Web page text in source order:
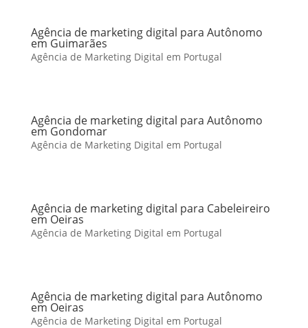
Agência de marketing digital para Autônomo
em Guimarães
Agência de Marketing Digital em Portugal
Agência de marketing digital para Autônomo
em Gondomar
Agência de Marketing Digital em Portugal
Agência de marketing digital para Cabeleireiro
em Oeiras
Agência de Marketing Digital em Portugal
Agência de marketing digital para Autônomo
em Oeiras
Agência de Marketing Digital em Portugal